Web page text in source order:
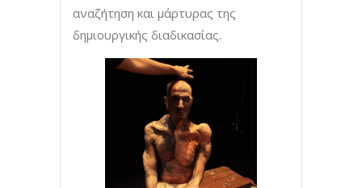
αναζήτηση και μάρτυρας της
δημιουργικής διαδικασίας.